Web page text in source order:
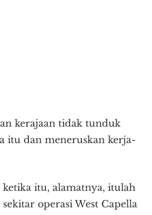
kerajaan tidak tunduk
itu dan meneruskan kerja-
itu, alamatnya, itulah
operasi West Capella